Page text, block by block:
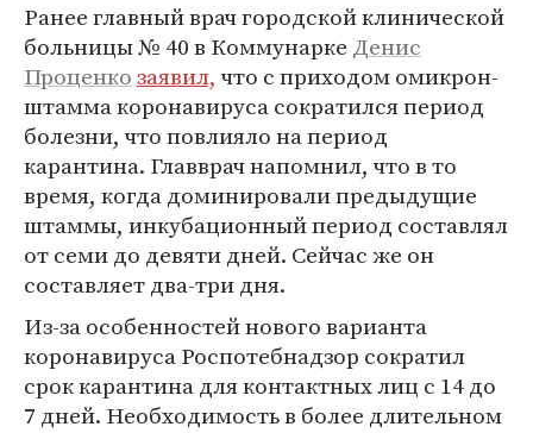
Ранее главный врач городской клинической
больницы № 40 в Коммунарке Денис
Проценкозаявил,что с приходом омикрон-
штамма коронавируса сократился период
болезни, что повлияло на период
карантина. Главврач напомнил, что в то
время, когда доминировали предыдущие
штаммы, инкубационный период составлял
от семи до девяти дней. Сейчас же он
составляет два-три дня.
Из-за особенностей нового варианта
коронавируса Роспотебнадзор сократил
срок карантина для контактных лиц с 14 до
7 дней. Необходимость в более длительном